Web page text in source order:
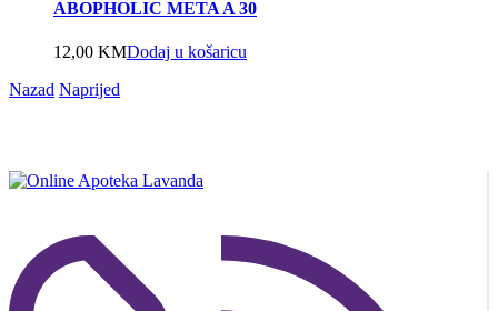
ABOPHOLIC META A 30
12,00 KMDodaj u košaricu
Nazad Naprijed